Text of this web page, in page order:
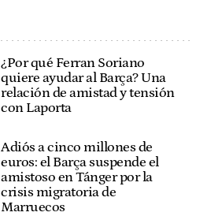
¿Por qué Ferran Soriano
quiere ayudar al Barça? Una
relación de amistad y tensión
con Laporta
Adiós a cinco millones de
euros: el Barça suspende el
amistoso en Tánger por la
crisis migratoria de
Marruecos